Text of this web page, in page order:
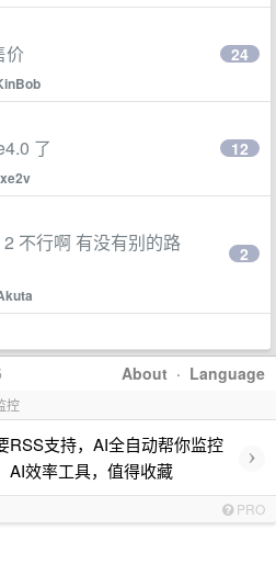
价 24
了 12
不行啊 有没有别的路
2
About · Language
控
RSS支持，AI全自动帮你监控
AI效率工具，值得收藏
›
PRO